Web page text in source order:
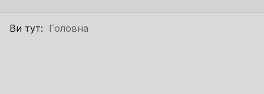
Ви тут: Головна